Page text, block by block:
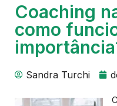
Coaching
como
Sandra Turchi